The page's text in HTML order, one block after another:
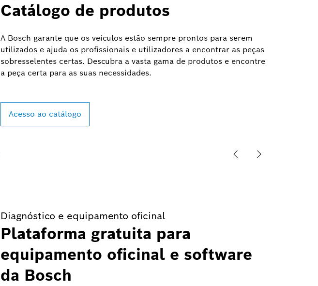
Catálogo de produtos
A Bosch garante que os veículos estão sempre prontos para serem
utilizados e ajuda os profissionais e utilizadores a encontrar as peças
sobresselentes certas. Descubra a vasta gama de produtos e encontre
a peça certa para as suas necessidades.
Acesso ao catálogo
Diagnóstico e equipamento oficinal
Plataforma gratuita para
equipamento oficinal e software
da Bosch